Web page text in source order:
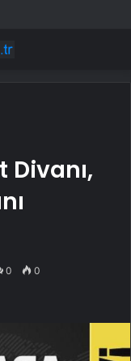
Yapabilir
Divanı,
0 0